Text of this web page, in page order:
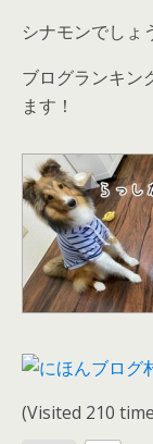
シナモンでしょ
ブログランキン
ます！
(Visited 210